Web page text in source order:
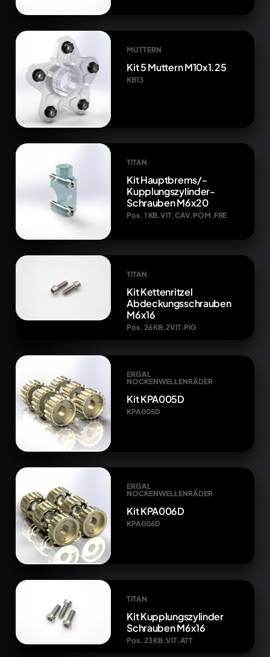
MUTTERN
Kit 5 Muttern M10x1.25
KB13
TITAN
Kit Hauptbrems/-
Kupplungszylinder-
Schrauben M6x20
Pos. 1 KB.VIT.CAV.POM.FRE
TITAN
Kit Kettenritzel
Abdeckungsschrauben
M6x16
Pos. 26 KB.2VIT.PIG
ERGAL
NOCKENWELLENRÄDER
Kit KPA005D
KPA005D
ERGAL
NOCKENWELLENRÄDER
Kit KPA006D
KPA006D
TITAN
Kit Kupplungszylinder
Schrauben M6x16
Pos. 23 KB.VIT.ATT